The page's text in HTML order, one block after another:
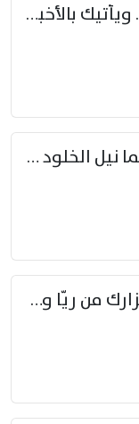
ستبدي لك الأيام ما كنت جاهلا … ويأتيك بالأخبار من لم تزوّد
فصبرا في مجال الموت صبرا … فما نيل الخلود بمستطاع
حننت إلى ريّا ونفسك باعدت … مزارك من ريّا وشعباكما معا